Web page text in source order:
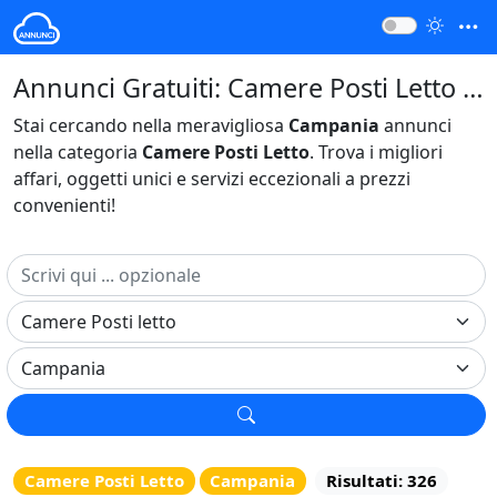
Annunci Gratuiti: Camere Posti Letto Campania Italia
Stai cercando nella meravigliosa Campania annunci
nella categoria Camere Posti Letto. Trova i migliori
affari, oggetti unici e servizi eccezionali a prezzi
convenienti!
Camere Posti Letto Campania
Risultati: 326